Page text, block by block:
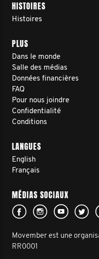
HISTOIRES
Histoires
PLUS
Dans le monde
Salle des médias
Données financières
FAQ
Pour nous joindre
Confidentialité
Conditions
LANGUES
English
Français
MÉDIAS SOCIAUX
Movember est une
RR0001